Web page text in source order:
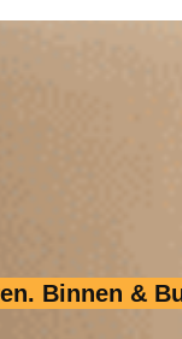
Binnen &